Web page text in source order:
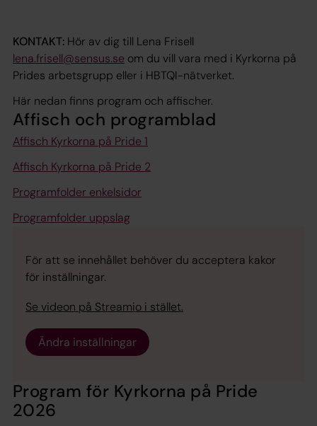
KONTAKT: Hör av dig till Lena Frisell
lena.frisell@sensus.se om du vill vara med i Kyrkorna på
Prides arbetsgrupp eller i HBTQI-nätverket.
Här nedan finns program och affischer.
Affisch och programblad
Affisch Kyrkorna på Pride 1
Affisch Kyrkorna på Pride 2
Programfolder enkelsidor
Programfolder uppslag
För att se innehållet behöver du acceptera kakor
för inställningar.
Se videon på Streamio i stället.
Ändra inställningar
Program för Kyrkorna på Pride
2026